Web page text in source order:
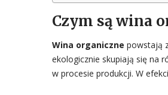
Czym są wina
Wina organiczne powstają
ekologicznie skupiają się na
w procesie produkcji. W